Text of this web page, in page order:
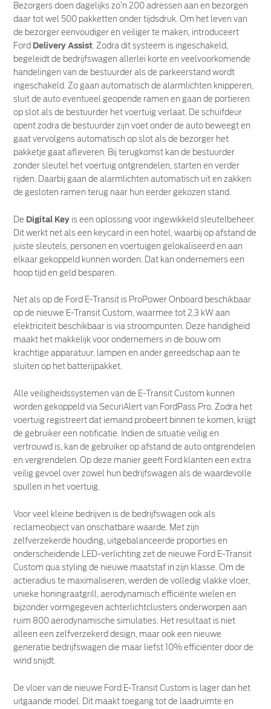
Bezorgers doen dagelijks zo’n 200 adressen aan en bezorgen
daar tot wel 500 pakketten onder tijdsdruk. Om het leven van
de bezorger eenvoudiger en veiliger te maken, introduceert
Ford Delivery Assist . Zodra dit systeem is ingeschakeld,
begeleidt de bedrijfswagen allerlei korte en veelvoorkomende
handelingen van de bestuurder als de parkeerstand wordt
ingeschakeld. Zo gaan automatisch de alarmlichten knipperen,
sluit de auto eventueel geopende ramen en gaan de portieren
op slot als de bestuurder het voertuig verlaat. De schuifdeur
opent zodra de bestuurder zijn voet onder de auto beweegt en
gaat vervolgens automatisch op slot als de bezorger het
pakketje gaat afleveren. Bij terugkomst kan de bestuurder
zonder sleutel het voertuig ontgrendelen, starten en verder
rijden. Daarbij gaan de alarmlichten automatisch uit en zakken
de gesloten ramen terug naar hun eerder gekozen stand.
De Digital Key is een oplossing voor ingewikkeld sleutelbeheer.
Dit werkt net als een keycard in een hotel, waarbij op afstand de
juiste sleutels, personen en voertuigen gelokaliseerd en aan
elkaar gekoppeld kunnen worden. Dat kan ondernemers een
hoop tijd en geld besparen.
Net als op de Ford E-Transit is ProPower Onboard beschikbaar
op de nieuwe E-Transit Custom, waarmee tot 2,3 kW aan
elektriciteit beschikbaar is via stroompunten. Deze handigheid
maakt het makkelijk voor ondernemers in de bouw om
krachtige apparatuur, lampen en ander gereedschap aan te
sluiten op het batterijpakket.
Alle veiligheidssystemen van de E-Transit Custom kunnen
worden gekoppeld via SecuriAlert van FordPass Pro. Zodra het
voertuig registreert dat iemand probeert binnen te komen, krijgt
de gebruiker een notificatie. Indien de situatie veilig en
vertrouwd is, kan de gebruiker op afstand de auto ontgrendelen
en vergrendelen. Op deze manier geeft Ford klanten een extra
veilig gevoel over zowel hun bedrijfswagen als de waardevolle
spullen in het voertuig.
Voor veel kleine bedrijven is de bedrijfswagen ook als
reclameobject van onschatbare waarde. Met zijn
zelfverzekerde houding, uitgebalanceerde proporties en
onderscheidende LED-verlichting zet de nieuwe Ford E-Transit
Custom qua styling de nieuwe maatstaf in zijn klasse. Om de
actieradius te maximaliseren, werden de volledig vlakke vloer,
unieke honingraatgrill, aerodynamisch efficiënte wielen en
bijzonder vormgegeven achterlichtclusters onderworpen aan
ruim 800 aerodynamische simulaties. Het resultaat is niet
alleen een zelfverzekerd design, maar ook een nieuwe
generatie bedrijfswagen die maar liefst 10% efficiënter door de
wind snijdt.
De vloer van de nieuwe Ford E-Transit Custom is lager dan het
uitgaande model. Dit maakt toegang tot de laadruimte en